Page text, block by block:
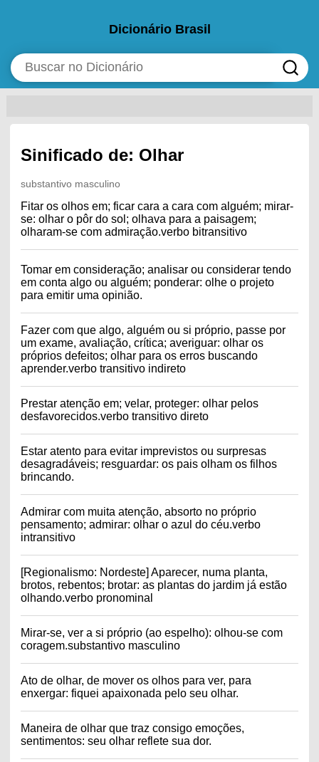
Dicionário Brasil
Sinificado de: Olhar
substantivo masculino
Fitar os olhos em; ficar cara a cara com alguém; mirar-
se: olhar o pôr do sol; olhava para a paisagem;
olharam-se com admiração.verbo bitransitivo
Tomar em consideração; analisar ou considerar tendo
em conta algo ou alguém; ponderar: olhe o projeto
para emitir uma opinião.
Fazer com que algo, alguém ou si próprio, passe por
um exame, avaliação, crítica; averiguar: olhar os
próprios defeitos; olhar para os erros buscando
aprender.verbo transitivo indireto
Prestar atenção em; velar, proteger: olhar pelos
desfavorecidos.verbo transitivo direto
Estar atento para evitar imprevistos ou surpresas
desagradáveis; resguardar: os pais olham os filhos
brincando.
Admirar com muita atenção, absorto no próprio
pensamento; admirar: olhar o azul do céu.verbo
intransitivo
[Regionalismo: Nordeste] Aparecer, numa planta,
brotos, rebentos; brotar: as plantas do jardim já estão
olhando.verbo pronominal
Mirar-se, ver a si próprio (ao espelho): olhou-se com
coragem.substantivo masculino
Ato de olhar, de mover os olhos para ver, para
enxergar: fiquei apaixonada pelo seu olhar.
Maneira de olhar que traz consigo emoções,
sentimentos: seu olhar reflete sua dor.